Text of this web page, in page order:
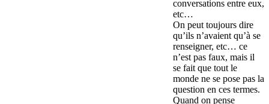
conversations entre eux,
etc…
On peut toujours dire
qu’ils n’avaient qu’à se
renseigner, etc… ce
n’est pas faux, mais il
se fait que tout le
monde ne se pose pas la
question en ces termes.
Quand on pense